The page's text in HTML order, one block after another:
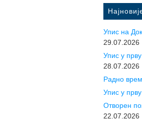
Упис на
29.07.2026
Упис у
28.07.2026
Радно
Упис у
Отворен
22.07.2026